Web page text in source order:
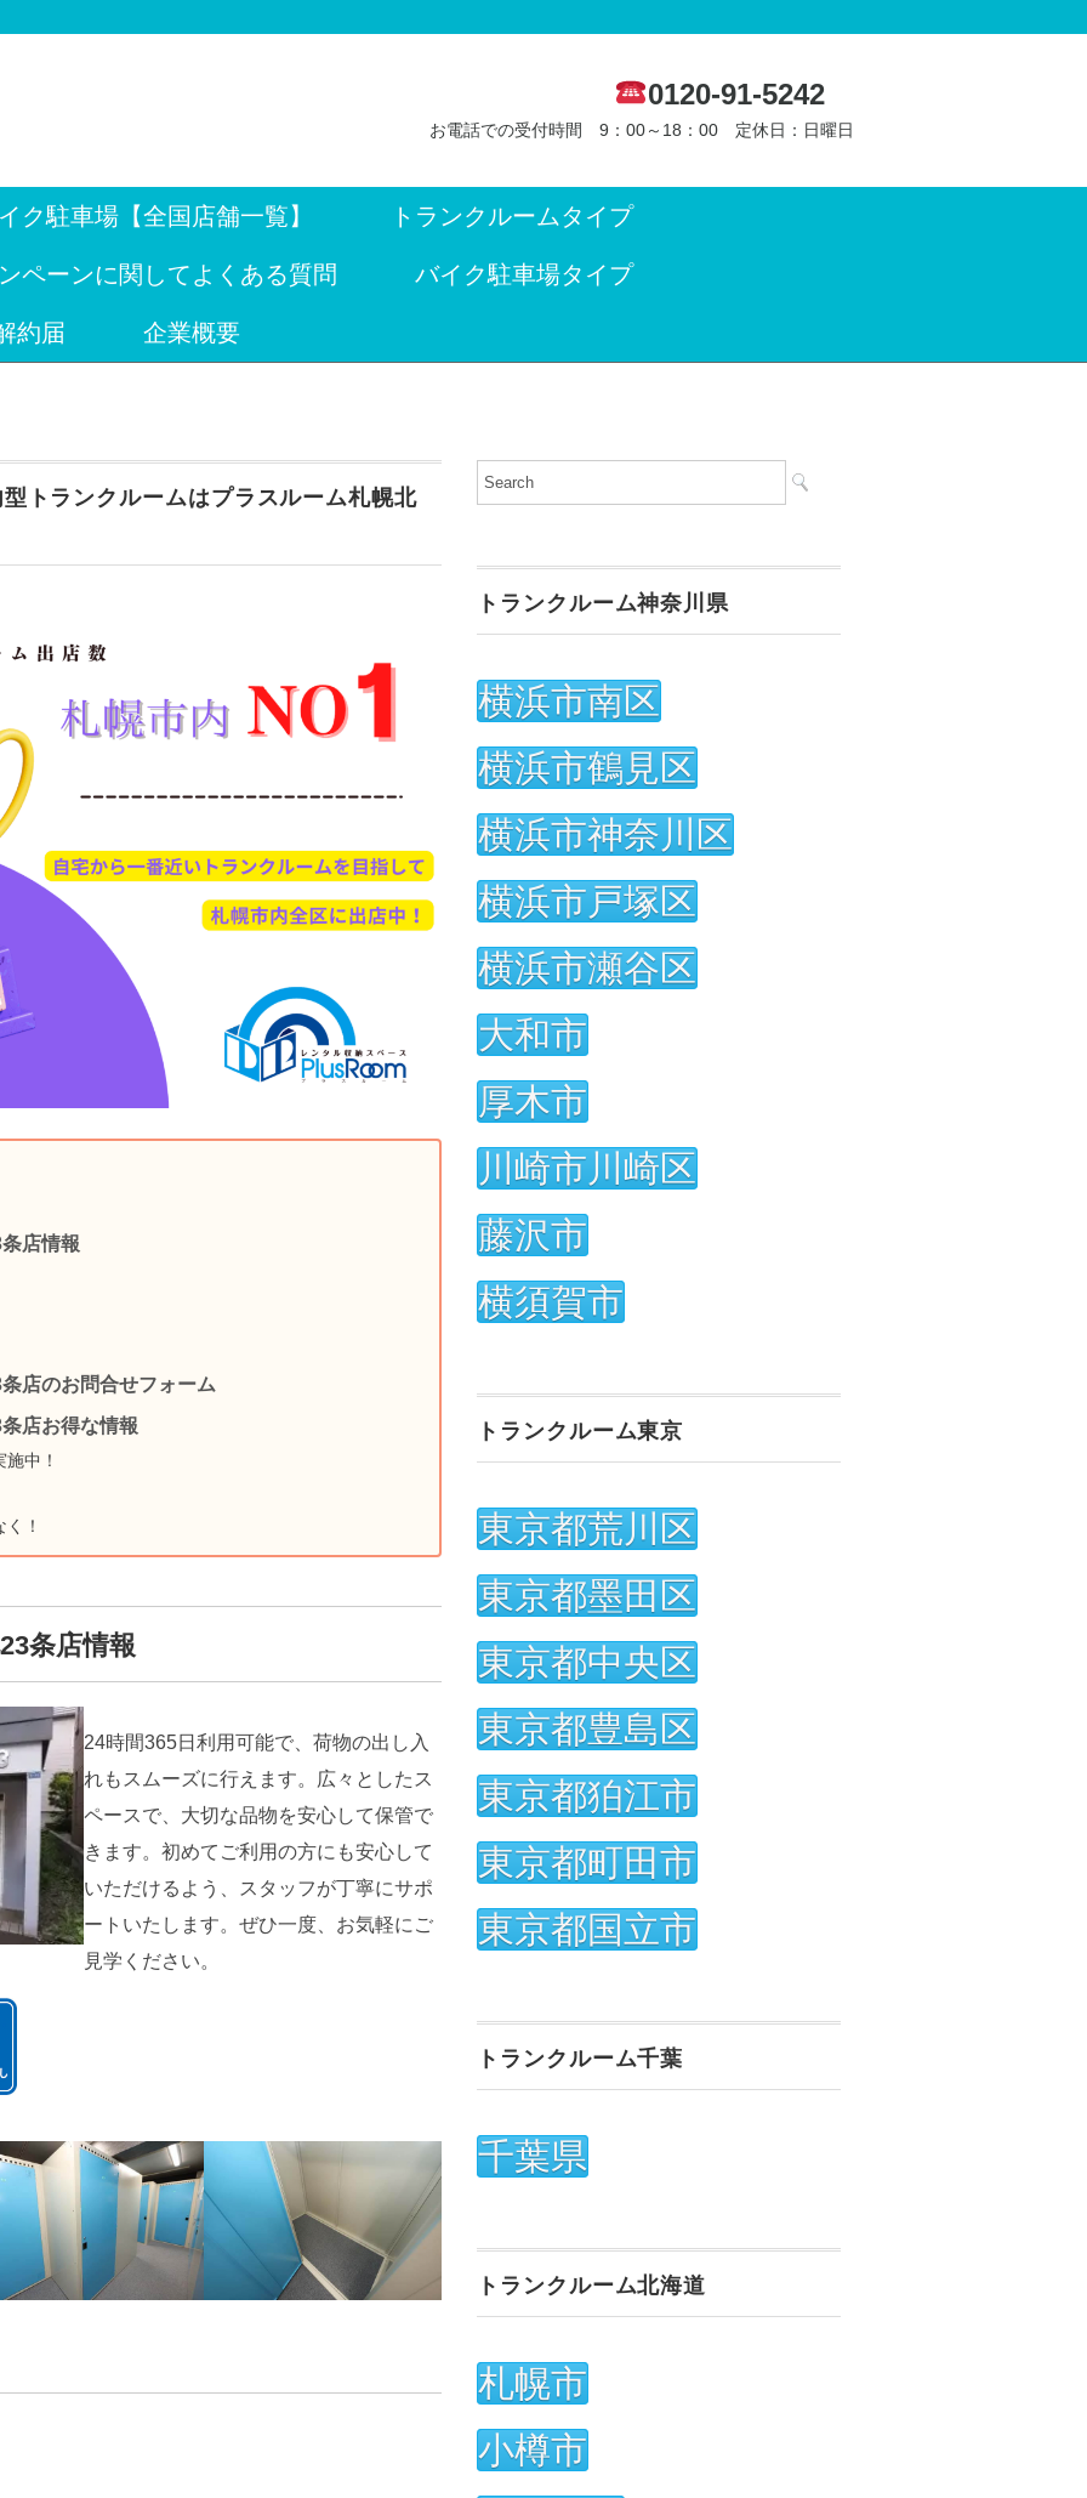
0120-91-5242
お電話での受付時間 9：00～18：00 定休日：日曜日
ク駐車場【全国店舗一覧】 トランクルームタイプ
ペーンに関してよくある質問 バイク駐車場タイプ
約届 企業概要
トランクルームはプラスルーム札幌北
店情報
店のお問合せフォーム
店お得な情報
中！
！
条店情報
24時間365日利用可能で、荷物の出し入
れもスムーズに行えます。広々としたス
ペースで、大切な品物を安心して保管で
きます。初めてご利用の方にも安心して
いただけるよう、スタッフが丁寧にサポ
ートいたします。ぜひ一度、お気軽にご
見学ください。
トランクルーム神奈川県
横浜市南区
横浜市鶴見区
横浜市神奈川区
横浜市戸塚区
横浜市瀬谷区
大和市
厚木市
川崎市川崎区
藤沢市
横須賀市
トランクルーム東京
東京都荒川区
東京都墨田区
東京都中央区
東京都豊島区
東京都狛江市
東京都町田市
東京都国立市
トランクルーム千葉
千葉県
トランクルーム北海道
札幌市
小樽市